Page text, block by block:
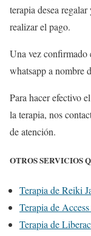
terapia desea
realizar el pago.
Una vez confirmado
whatsapp a nombre
Para hacer efectivo
la terapia, nos
de atención.
OTROS SERVICIOS
Terapia de Reiki
Terapia de
Terapia de